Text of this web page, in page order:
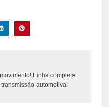
Linha completa
automotiva!